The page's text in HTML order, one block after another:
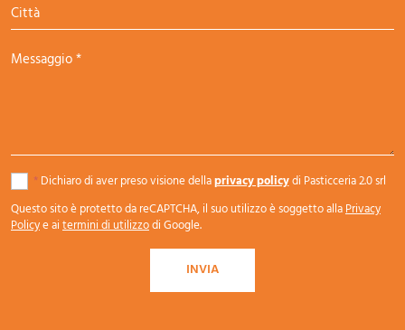
*Dichiaro di aver preso visione dellaprivacy policydi Pasticceria 2.0 srl
Questo sito è protetto da reCAPTCHA, il suo utilizzo è soggetto allaPrivacy
Policye aitermini di utilizzodi Google.
INVIA